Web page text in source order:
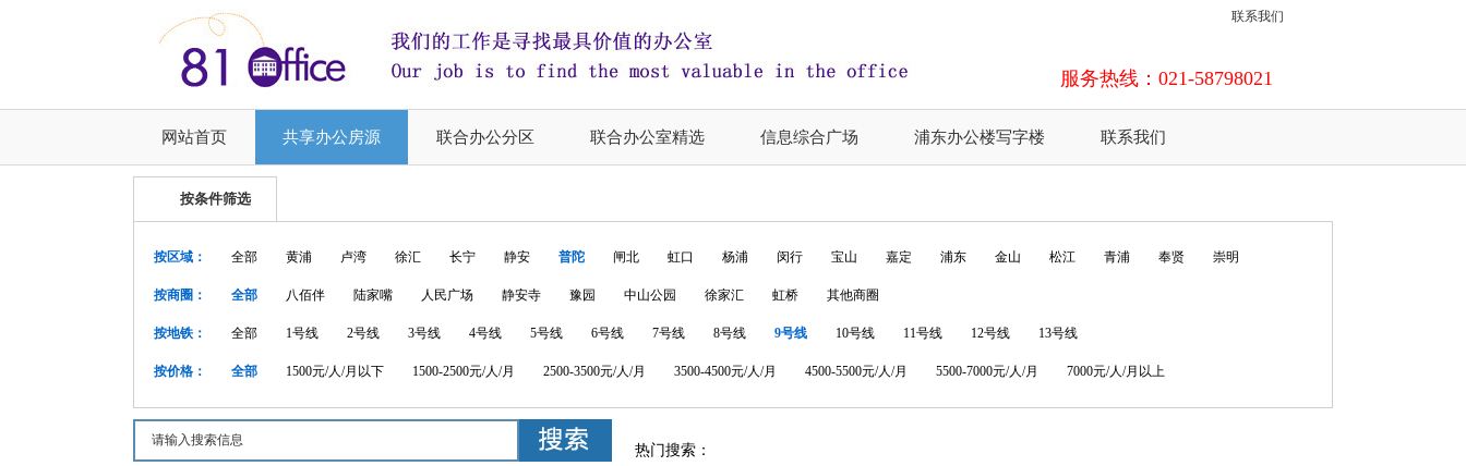
联系我们
服务热线：021-58798021
网站首页 共享办公房源 联合办公分区 联合办公室精选 信息综合广场 浦东办公楼写字楼 联系我们
按条件筛选
按区域： 全部 黄浦 卢湾 徐汇 长宁 静安 普陀 闸北 虹口 杨浦 闵行 宝山 嘉定 浦东 金山 松江 青浦 奉贤 崇明
按商圈： 全部 八佰伴 陆家嘴 人民广场 静安寺 豫园 中山公园 徐家汇 虹桥 其他商圈
按地铁： 全部 1号线 2号线 3号线 4号线 5号线 6号线 7号线 8号线 9号线 10号线 11号线 12号线 13号线
按价格： 全部 1500元/人/月以下 1500-2500元/人/月 2500-3500元/人/月 3500-4500元/人/月 4500-5500元/人/月 5500-7000元/人/月 7000元/人/月以上
热门搜索：